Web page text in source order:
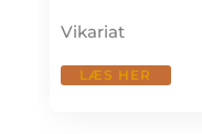
Vikariat
LÆS HER